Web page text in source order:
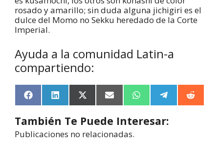
rosado y amarillo; sin duda alguna jichigiri es el
dulce del Momo no Sekku heredado de la Corte
Imperial.
Ayuda a la comunidad Latin-a
compartiendo:
F
a
e
b
o
L
i
k
e
d
X
(
w
i
t
E
m
a
l
W
h
t
e
e
R
e
También Te Puede Interesar:
Publicaciones no relacionadas.